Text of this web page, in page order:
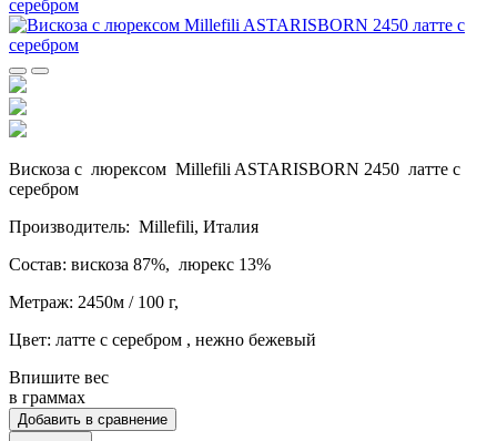
Вискоза с люрексом Millefili ASTARISBORN 2450 латте с
серебром
Производитель: Millefili, Италия
Состав: вискоза 87%, люрекс 13%
Метраж: 2450м / 100 г,
Цвет: латте с серебром , нежно бежевый
Впишите вес
в граммах
Добавить в сравнение